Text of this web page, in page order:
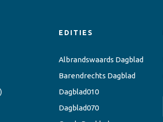
EDITIES
Albrandswaards Dagblad
Barendrechts Dagblad
Dagblad010
Dagblad070